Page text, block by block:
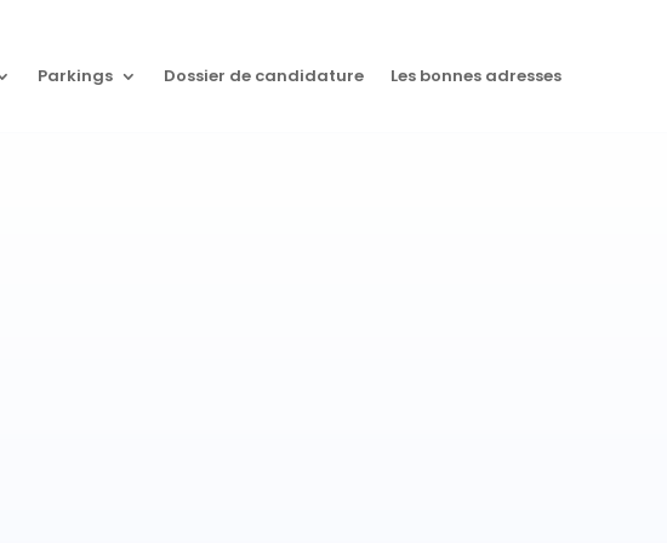
Parkings Dossier de candidature Les bonnes adresses